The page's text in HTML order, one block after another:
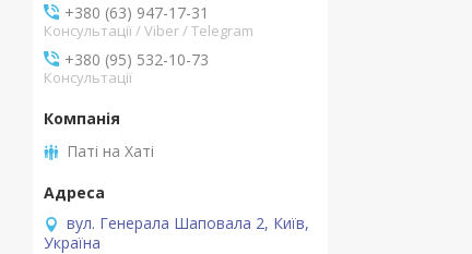
+380 (63) 947-17-31
Консультації / Viber / Telegram
+380 (95) 532-10-73
Консультації
Паті на Хаті
вул. Генерала Шаповала 2, Київ,
Україна